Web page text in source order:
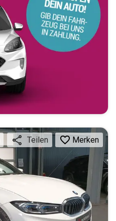
Teilen Merken